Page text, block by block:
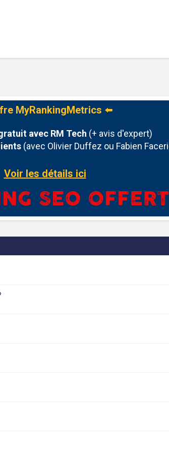
MyRankingMetrics ⬅️
avec RM Tech (+ avis d'expert)
(avec Olivier Duffez ou Fabien
Voir les détails ici